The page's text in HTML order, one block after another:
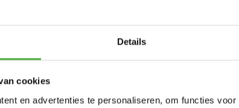
Details
cookies
en advertenties te personaliseren, om functies